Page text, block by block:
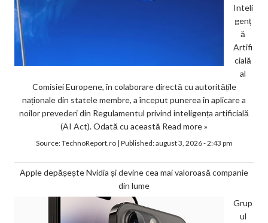
Inteli
genț
ă
Artifi
cială
al
Comisiei Europene, în colaborare directă cu autoritățile
naționale din statele membre, a început punerea în aplicare a
noilor prevederi din Regulamentul privind inteligența artificială
(AI Act). Odată cu această Read more »
Source:TechnoReport.ro| Published:august 3, 2026 - 2:43 pm
Apple depășește Nvidia și devine cea mai valoroasă companie
din lume
Grup
ul